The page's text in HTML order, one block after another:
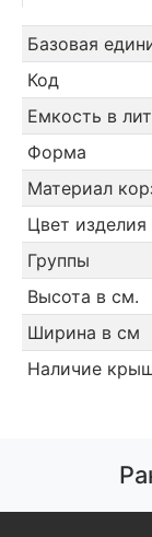
Базовая
Код
Емкость в
Форма
Материал
Цвет изделия
Группы
Высота в см.
Ширина в см
Наличие